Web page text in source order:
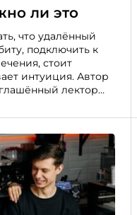
ли это
что удалённый
подключить к
стоит
интуиция. Автор
лектор